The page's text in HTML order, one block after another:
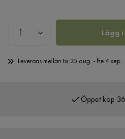
Lägg
Leverans mellan tis 25 aug. - fre 4 sep.
Öppet köp